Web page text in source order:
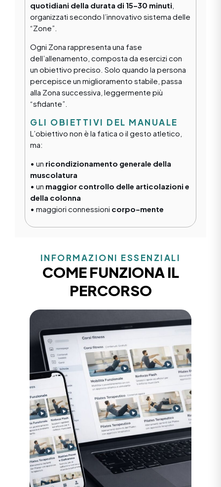
quotidiani della durata di 15–30 minuti
organizzati secondo l’innovativo sistema delle
“Zone”.
Ogni Zona rappresenta una fase
dell’allenamento, composta da esercizi con
un obiettivo preciso. Solo quando la persona
percepisce un miglioramento stabile, passa
alla Zona successiva, leggermente più
“sfidante”.
GLI OBIETTIVI DEL MANUALE
L’obiettivo non è la fatica o il gesto atletico,
ma:
• un ricondizionamento generale della
muscolatura
• un maggior controllo delle articolazioni e
della colonna
• maggiori connessioni corpo–mente
INFORMAZIONI ESSENZIALI
COME FUNZIONA IL
PERCORSO